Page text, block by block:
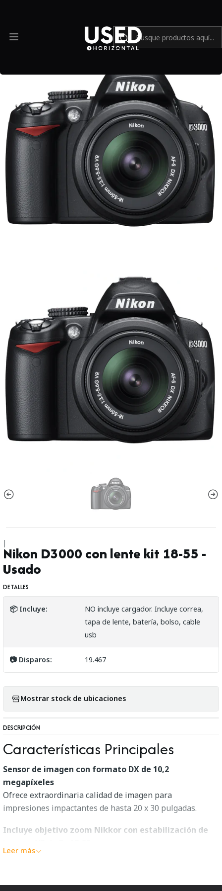
|
Nikon D3000 con lente kit 18-55 -
Usado
DETALLES
📦 Incluye:
NO incluye cargador. Incluye correa,
tapa de lente, batería, bolso, cable
usb
📷 Disparos: 19.467
Mostrar stock de ubicaciones
DESCRIPCIÓN
Características Principales
Sensor de imagen con formato DX de 10,2
megapíxeles
Ofrece extraordinaria calidad de imagen para
impresiones impactantes de hasta 20 x 30 pulgadas.
Incluye objetivo zoom Nikkor con estabilización de
La legendaria calidad de imagen NIKKOR y el enfoque
Leer más